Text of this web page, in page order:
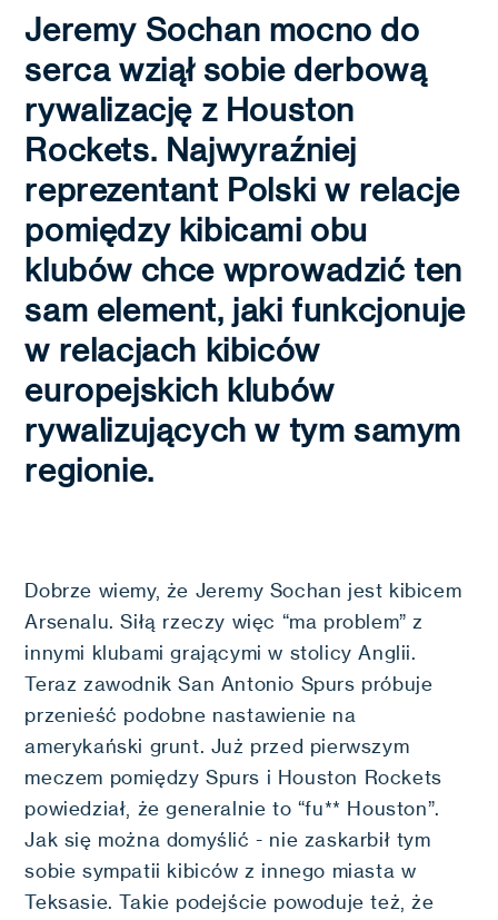
Jeremy Sochan mocno do
serca wziął sobie derbową
rywalizację z Houston
Rockets. Najwyraźniej
reprezentant Polski w relacje
pomiędzy kibicami obu
klubów chce wprowadzić ten
sam element, jaki funkcjonuje
w relacjach kibiców
europejskich klubów
rywalizujących w tym samym
regionie.
Dobrze wiemy, że Jeremy Sochan jest kibicem
Arsenalu. Siłą rzeczy więc “ma problem” z
innymi klubami grającymi w stolicy Anglii.
Teraz zawodnik San Antonio Spurs próbuje
przenieść podobne nastawienie na
amerykański grunt. Już przed pierwszym
meczem pomiędzy Spurs i Houston Rockets
powiedział, że generalnie to “fu** Houston”.
Jak się można domyślić - nie zaskarbił tym
sobie sympatii kibiców z innego miasta w
Teksasie. Takie podejście powoduje też, że